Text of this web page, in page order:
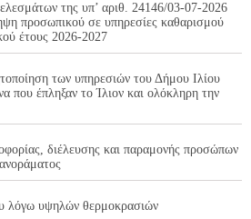
της υπ’ αριθ. 24146/03-07-2026
προσωπικού σε υπηρεσίες καθαρισμού
έτους 2026-2027
των υπηρεσιών του Δήμου Ιλίου
που έπληξαν το Ίλιον και ολόκληρη την
διέλευσης και παραμονής προσώπων
λόγω υψηλών θερμοκρασιών